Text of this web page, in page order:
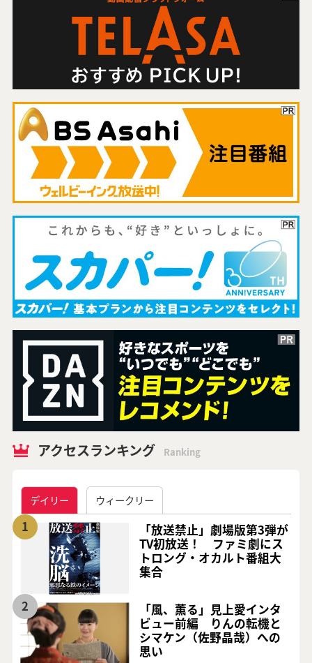
アクセスランキング Ranking
デイリー ウィークリー
1
「放送禁止」劇場版第3弾が
TV初放送！ ファミ劇にス
トロング・オカルト番組大
集合
2
「風、薫る」見上愛インタ
ビュー前編 りんの転機と
シマケン（佐野晶哉）への
思い